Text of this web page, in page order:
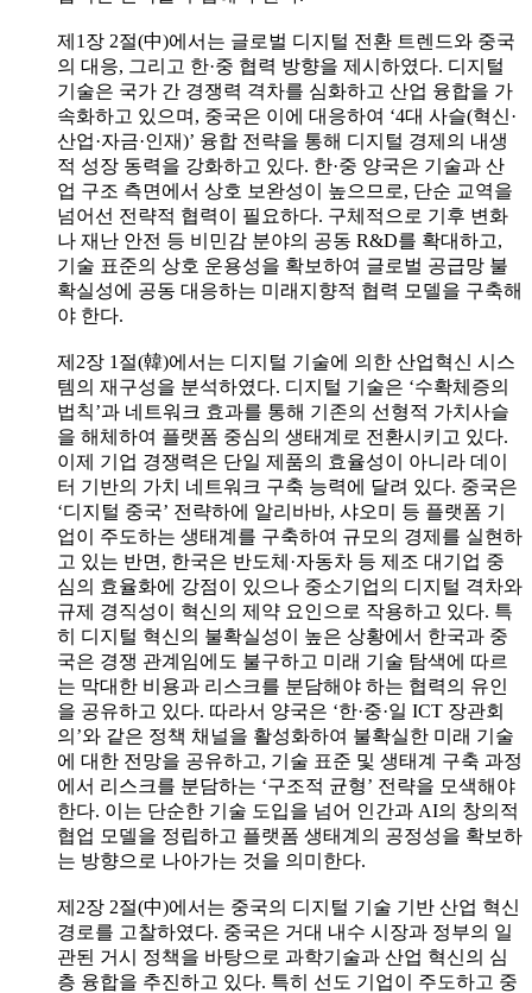
제1장 2절(中)에서는 글로벌 디지털 전환 트렌드와 중국
의 대응, 그리고 한·중 협력 방향을 제시하였다. 디지털
기술은 국가 간 경쟁력 격차를 심화하고 산업 융합을 가
속화하고 있으며, 중국은 이에 대응하여 ‘4대 사슬(혁신·
산업·자금·인재)’ 융합 전략을 통해 디지털 경제의 내생
적 성장 동력을 강화하고 있다. 한·중 양국은 기술과 산
업 구조 측면에서 상호 보완성이 높으므로, 단순 교역을
넘어선 전략적 협력이 필요하다. 구체적으로 기후 변화
나 재난 안전 등 비민감 분야의 공동 R&D를 확대하고,
기술 표준의 상호 운용성을 확보하여 글로벌 공급망 불
확실성에 공동 대응하는 미래지향적 협력 모델을 구축해
야 한다.
제2장 1절(韓)에서는 디지털 기술에 의한 산업혁신 시스
템의 재구성을 분석하였다. 디지털 기술은 ‘수확체증의
법칙’과 네트워크 효과를 통해 기존의 선형적 가치사슬
을 해체하여 플랫폼 중심의 생태계로 전환시키고 있다.
이제 기업 경쟁력은 단일 제품의 효율성이 아니라 데이
터 기반의 가치 네트워크 구축 능력에 달려 있다. 중국은
‘디지털 중국’ 전략하에 알리바바, 샤오미 등 플랫폼 기
업이 주도하는 생태계를 구축하여 규모의 경제를 실현하
고 있는 반면, 한국은 반도체·자동차 등 제조 대기업 중
심의 효율화에 강점이 있으나 중소기업의 디지털 격차와
규제 경직성이 혁신의 제약 요인으로 작용하고 있다. 특
히 디지털 혁신의 불확실성이 높은 상황에서 한국과 중
국은 경쟁 관계임에도 불구하고 미래 기술 탐색에 따르
는 막대한 비용과 리스크를 분담해야 하는 협력의 유인
을 공유하고 있다. 따라서 양국은 ‘한·중·일 ICT 장관회
의’와 같은 정책 채널을 활성화하여 불확실한 미래 기술
에 대한 전망을 공유하고, 기술 표준 및 생태계 구축 과정
에서 리스크를 분담하는 ‘구조적 균형’ 전략을 모색해야
한다. 이는 단순한 기술 도입을 넘어 인간과 AI의 창의적
협업 모델을 정립하고 플랫폼 생태계의 공정성을 확보하
는 방향으로 나아가는 것을 의미한다.
제2장 2절(中)에서는 중국의 디지털 기술 기반 산업 혁신
경로를 고찰하였다. 중국은 거대 내수 시장과 정부의 일
관된 거시 정책을 바탕으로 과학기술과 산업 혁신의 심
층 융합을 추진하고 있다. 특히 선도 기업이 주도하고 중